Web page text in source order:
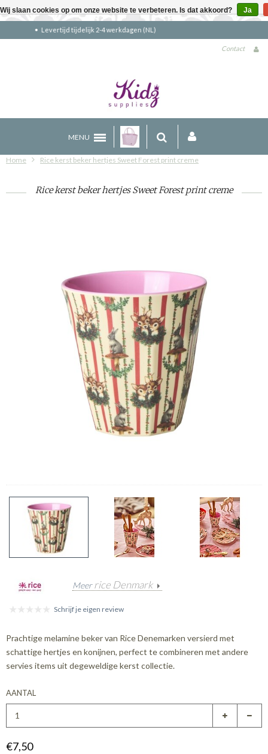
Gratis verzending boven €90 (NL)
Contact
MENU
Home Rice kerst beker hertjes Sweet Forest print creme
Rice kerst beker hertjes Sweet Forest print creme
Meerrice Denmark
Schrijf je eigen review
Prachtige melamine beker van Rice Denemarken versierd met
schattige hertjes en konijnen, perfect te combineren met andere
servies items uit degeweldige kerst collectie.
AANTAL
€7,50
Wij slaan cookies op om onze website te verbeteren. Is dat akkoord? Ja